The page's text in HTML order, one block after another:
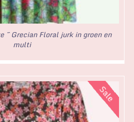
~ Grecian Floral jurk in groen en
multi